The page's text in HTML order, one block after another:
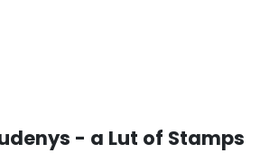
- a Lut of Stamps